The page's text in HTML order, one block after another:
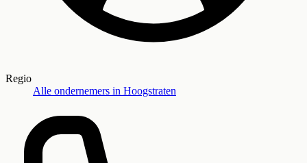
Regio
Alle ondernemers in Hoogstraten